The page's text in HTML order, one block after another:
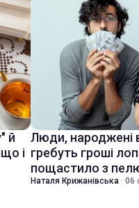
й
і
Люди, народжені
гребуть гроші
пощастило з
Наталя Крижанівська · 06